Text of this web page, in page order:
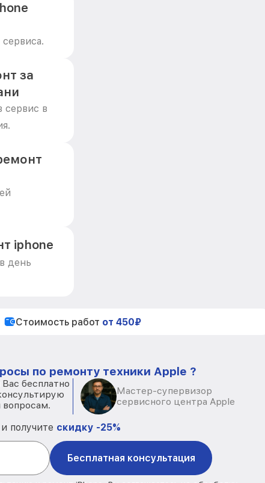
за
сервис в
iphone
день
Стоимость работ от 450₽
по ремонту техники Apple ?
бесплатно
Мастер-супервизор
сервисного центра Apple
получите скидку -25%
Бесплатная консультация